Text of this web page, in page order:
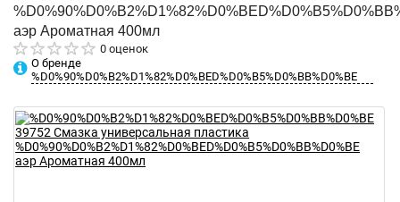
аэр Ароматная 400мл
0 оценок
О бренде
%D0%90%D0%B2%D1%82%D0%BED%D0%B5%D0%BB%D0%BE